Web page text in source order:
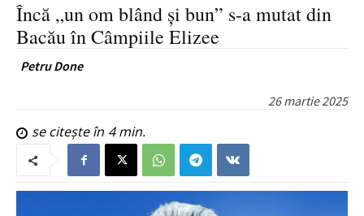
Încă „un om blând și bun” s-a mutat din
Bacău în Câmpiile Elizee
Petru Done
26 martie 2025
se citește în 4min.